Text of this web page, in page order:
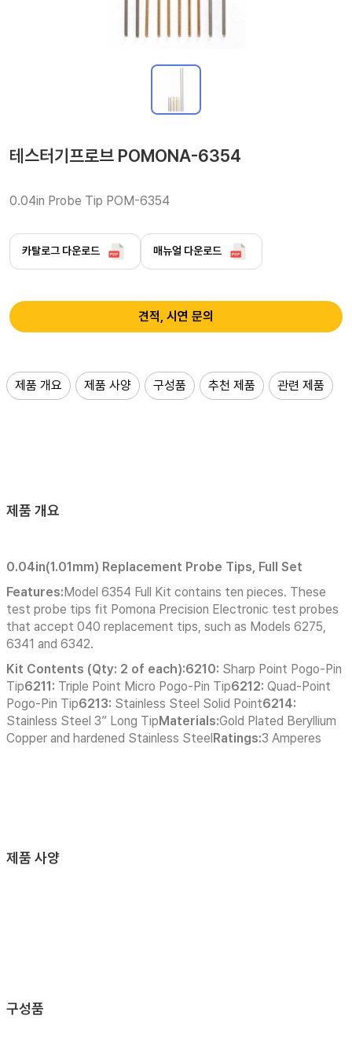
테스터기프로브 POMONA-6354
0.04in Probe Tip POM-6354
카탈로그 다운로드 매뉴얼 다운로드
견적, 시연 문의
제품 개요 제품 사양 구성품 추천 제품 관련 제품
제품 개요
0.04in(1.01mm) Replacement Probe Tips, Full Set
Features:Model 6354 Full Kit contains ten pieces. These
test probe tips fit Pomona Precision Electronic test probes
that accept 040 replacement tips, such as Models 6275,
6341 and 6342.
Kit Contents (Qty: 2 of each):6210: Sharp Point Pogo-Pin
Tip6211: Triple Point Micro Pogo-Pin Tip6212: Quad-Point
Pogo-Pin Tip6213: Stainless Steel Solid Point6214:
Stainless Steel 3” Long TipMaterials:Gold Plated Beryllium
Copper and hardened Stainless SteelRatings:3 Amperes
제품 사양
구성품